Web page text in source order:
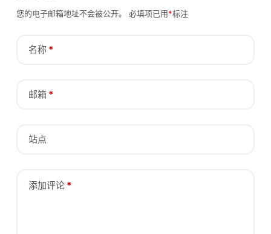
您的电子邮箱地址不会被公开。 必填项已用*标注
名称*
邮箱*
站点
添加评论*